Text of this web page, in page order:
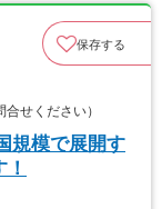
保存する
せください）
規模で展開す